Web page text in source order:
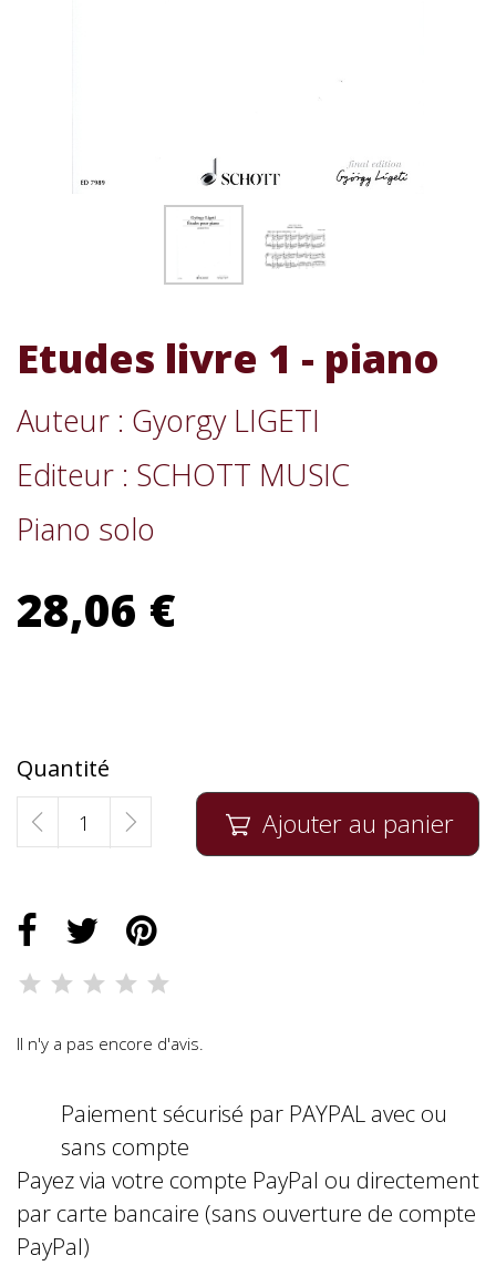
Etudes livre 1 - piano
Auteur : Gyorgy LIGETI
Editeur : SCHOTT MUSIC
Piano solo
28,06 €
Quantité
 Ajouter au panier
Il n'y a pas encore d'avis.
Paiement sécurisé par PAYPAL avec ou
sans compte
Payez via votre compte PayPal ou directement
par carte bancaire (sans ouverture de compte
PayPal)